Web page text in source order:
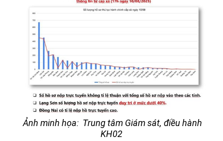
Ảnh minh họa: Trung tâm Giám sát, điều hành
KH02